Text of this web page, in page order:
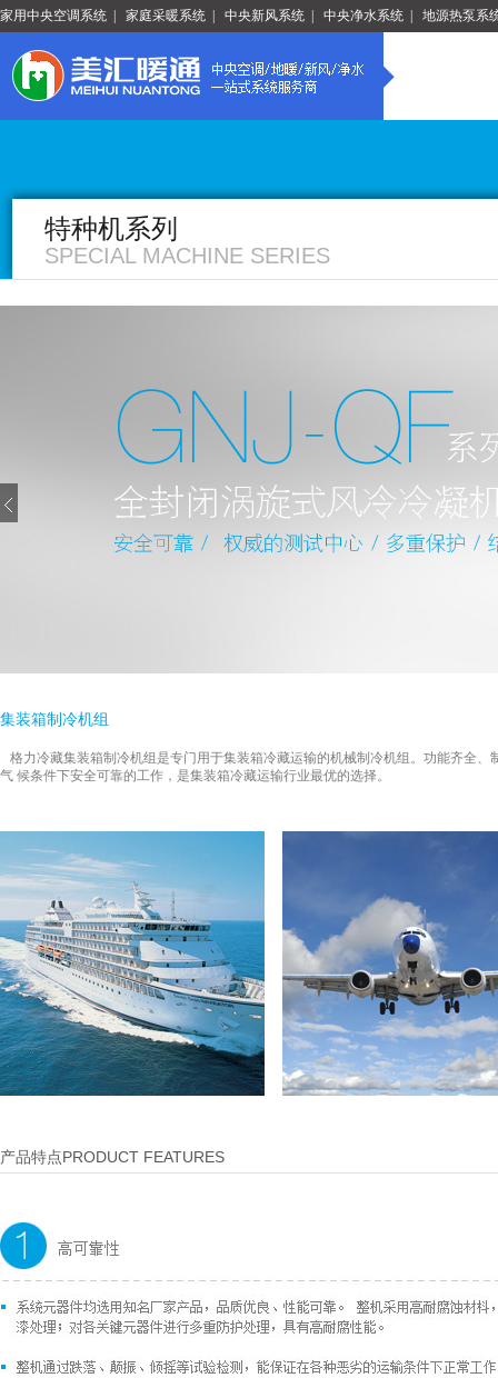
家用中央空调系统 家庭采暖系统 中央新风系统 中央净水系统 地源热泵系
特种机系列
SPECIAL MACHINE SERIES
集装箱制冷机组
格力冷藏集装箱制冷机组是专门用于集装箱冷藏运输的机械制冷机组。功能齐全
气 候条件下安全可靠的工作，是集装箱冷藏运输行业最优的选择。
产品特点PRODUCT FEATURES